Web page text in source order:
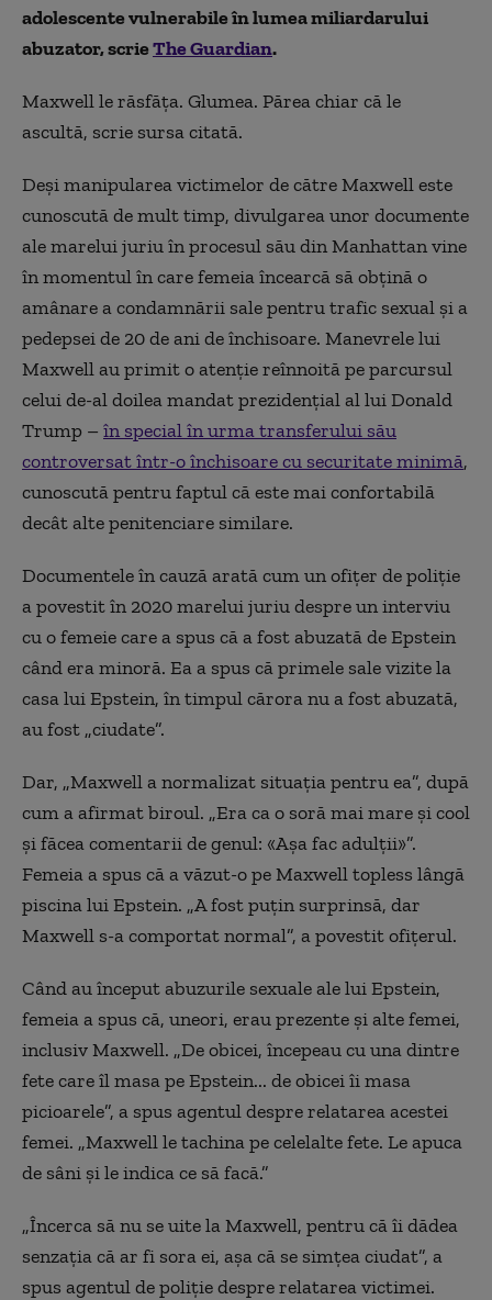
adolescente vulnerabile în lumea miliardarului
abuzator, scrieThe Guardian.
Maxwell le răsfăța. Glumea. Părea chiar că le
ascultă, scrie sursa citată.
Deși manipularea victimelor de către Maxwell este
cunoscută de mult timp, divulgarea unor documente
ale marelui juriu în procesul său din Manhattan vine
în momentul în care femeia încearcă să obțină o
amânare a condamnării sale pentru trafic sexual și a
pedepsei de 20 de ani de închisoare. Manevrele lui
Maxwell au primit o atenție reînnoită pe parcursul
celui de-al doilea mandat prezidențial al lui Donald
Trump – în special în urma transferului său
controversat într-o închisoare cu securitate minimă,
cunoscută pentru faptul că este mai confortabilă
decât alte penitenciare similare.
Documentele în cauză arată cum un ofițer de poliție
a povestit în 2020 marelui juriu despre un interviu
cu o femeie care a spus că a fost abuzată de Epstein
când era minoră. Ea a spus că primele sale vizite la
casa lui Epstein, în timpul cărora nu a fost abuzată,
au fost „ciudate”.
Dar, „Maxwell a normalizat situația pentru ea”, după
cum a afirmat biroul. „Era ca o soră mai mare și cool
și făcea comentarii de genul: «Așa fac adulții»”.
Femeia a spus că a văzut-o pe Maxwell topless lângă
piscina lui Epstein. „A fost puțin surprinsă, dar
Maxwell s-a comportat normal”, a povestit ofițerul.
Când au început abuzurile sexuale ale lui Epstein,
femeia a spus că, uneori, erau prezente și alte femei,
inclusiv Maxwell. „De obicei, începeau cu una dintre
fete care îl masa pe Epstein... de obicei îi masa
picioarele”, a spus agentul despre relatarea acestei
femei. „Maxwell le tachina pe celelalte fete. Le apuca
de sâni și le indica ce să facă.”
„Încerca să nu se uite la Maxwell, pentru că îi dădea
senzația că ar fi sora ei, așa că se simțea ciudat”, a
spus agentul de poliție despre relatarea victimei.